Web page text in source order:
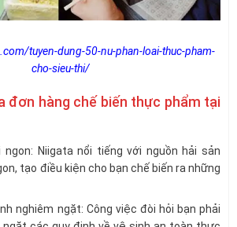
tuyen-dung-50-nu-phan-loai-thuc-pham-
cho-sieu-thi/
đơn hàng chế biến thực phẩm tại
ngon: Niigata nổi tiếng với nguồn hải sản
tạo điều kiện cho bạn chế biến ra những
nghiêm ngặt: Công việc đòi hỏi bạn phải